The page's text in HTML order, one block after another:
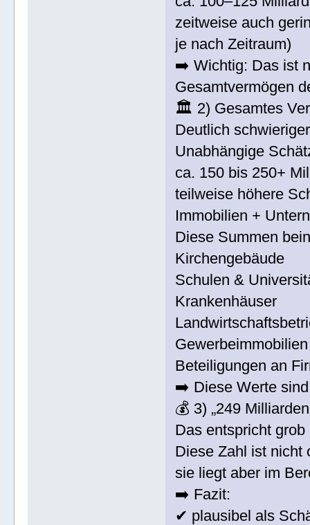
zeitweise auch
je nach Zeitraum)
➡️ Wichtig: Das ist
Gesamtvermögen
🏛️ 2) Gesamtes
Deutlich
Unabhängige
ca. 150 bis 250+
teilweise höhere
Immobilien +
Diese Summen
Kirchengebäude
Schulen &
Krankenhäuser
Gewerbeimmobilien
Beteiligungen an
➡️ Diese Werte
💰 3) „249
Das entspricht
Diese Zahl ist nicht
sie liegt aber im
➡️ Fazit:
✔ plausibel als